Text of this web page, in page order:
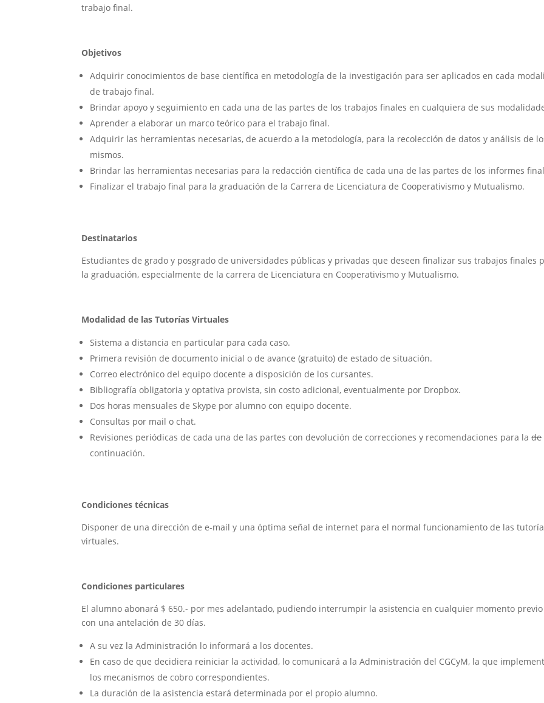
trabajo final.
Objetivos
Adquirir conocimientos de base científica en metodología de la investigación para ser aplicados en cada
de trabajo final.
Brindar apoyo y seguimiento en cada una de las partes de los trabajos finales en cualquiera de sus
Aprender a elaborar un marco teórico para el trabajo final.
Adquirir las herramientas necesarias, de acuerdo a la metodología, para la recolección de datos y análisis de
mismos.
Brindar las herramientas necesarias para la redacción científica de cada una de las partes de los informes
Finalizar el trabajo final para la graduación de la Carrera de Licenciatura de Cooperativismo y Mutualismo.
Destinatarios
Estudiantes de grado y posgrado de universidades públicas y privadas que deseen finalizar sus trabajos finales
la graduación, especialmente de la carrera de Licenciatura en Cooperativismo y Mutualismo.
Modalidad de las Tutorías Virtuales
Sistema a distancia en particular para cada caso.
Primera revisión de documento inicial o de avance (gratuito) de estado de situación.
Correo electrónico del equipo docente a disposición de los cursantes.
Bibliografía obligatoria y optativa provista, sin costo adicional, eventualmente por Dropbox.
Dos horas mensuales de Skype por alumno con equipo docente.
Consultas por mail o chat.
Revisiones periódicas de cada una de las partes con devolución de correcciones y recomendaciones para lade
continuación.
Condiciones técnicas
Disponer de una dirección de e-mail y una óptima señal de internet para el normal funcionamiento de las
virtuales.
Condiciones particulares
El alumno abonará $ 650.- por mes adelantado, pudiendo interrumpir la asistencia en cualquier momento
con una antelación de 30 días.
A su vez la Administración lo informará a los docentes.
En caso de que decidiera reiniciar la actividad, lo comunicará a la Administración del CGCyM, la que
los mecanismos de cobro correspondientes.
La duración de la asistencia estará determinada por el propio alumno.